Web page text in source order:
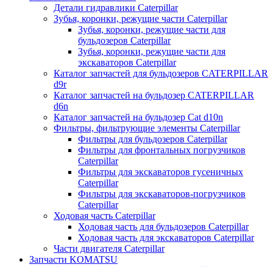
Детали гидравлики Caterpillar
Зубья, коронки, режущие части Caterpillar
Зубья, коронки, режущие части для
бульдозеров Caterpillar
Зубья, коронки, режущие части для
экскаваторов Caterpillar
Каталог запчастей для бульдозеров CATERPILLAR
d9r
Каталог запчастей на бульдозер CATERPILLAR
d6n
Каталог запчастей на бульдозер Сat d10n
Фильтры, фильтрующие элементы Caterpillar
Фильтры для бульдозеров Caterpillar
Фильтры для фронтальных погрузчиков
Caterpillar
Фильтры для экскаваторов гусеничных
Caterpillar
Фильтры для экскаваторов-погрузчиков
Caterpillar
Ходовая часть Caterpillar
Ходовая часть для бульдозеров Caterpillar
Ходовая часть для экскаваторов Caterpillar
Части двигателя Caterpillar
Запчасти KOMATSU